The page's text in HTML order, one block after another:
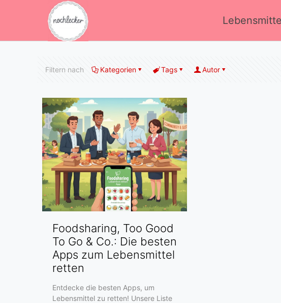
Filtern nach Kategorien Tags Autor
Foodsharing, Too Good
To Go & Co.: Die besten
Apps zum Lebensmittel
retten
Entdecke die besten Apps, um
Lebensmittel zu retten! Unsere Liste